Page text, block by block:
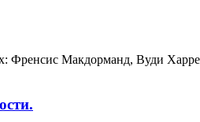
Макдорманд, Вуди